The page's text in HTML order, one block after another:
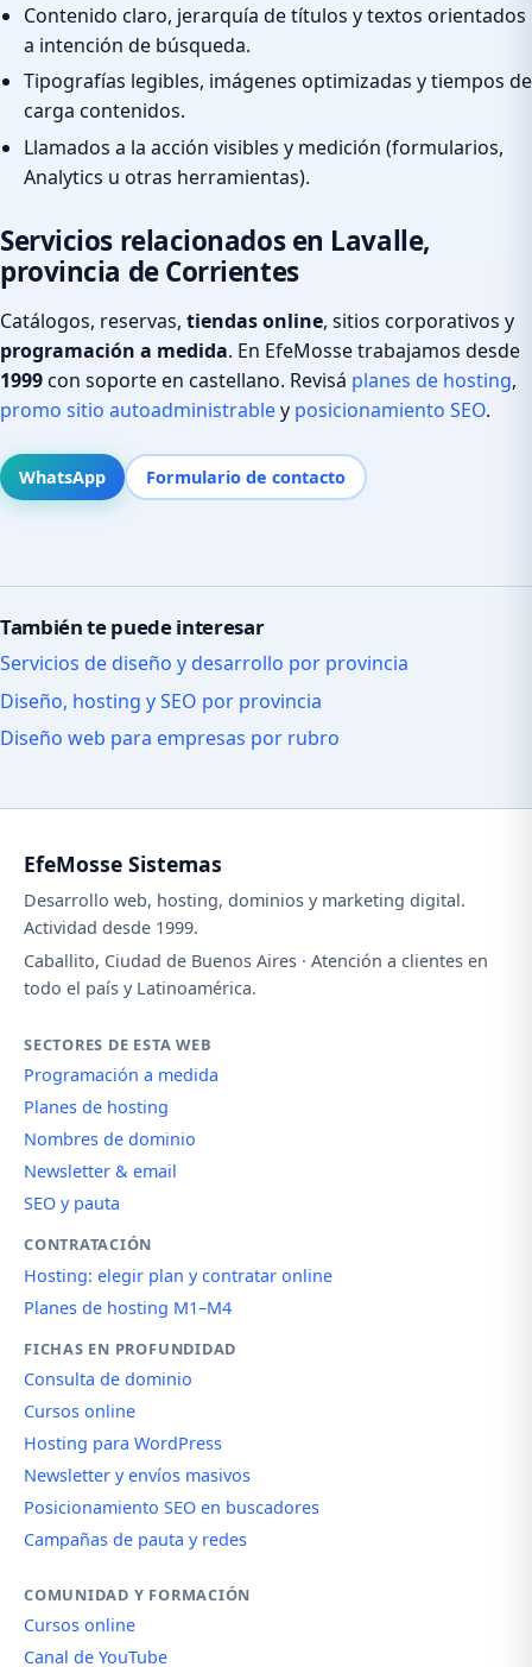
Contenido claro, jerarquía de títulos y textos orientados
a intención de búsqueda.
Tipografías legibles, imágenes optimizadas y tiempos de
carga contenidos.
Llamados a la acción visibles y medición (formularios,
Analytics u otras herramientas).
Servicios relacionados en Lavalle,
provincia de Corrientes
Catálogos, reservas, tiendas online, sitios corporativos y
programación a medida. En EfeMosse trabajamos desde
1999con soporte en castellano. Revisá planes de hosting,
promo sitio autoadministrabley posicionamiento SEO.
WhatsApp Formulario de contacto
También te puede interesar
Servicios de diseño y desarrollo por provincia
Diseño, hosting y SEO por provincia
Diseño web para empresas por rubro
EfeMosse Sistemas
Desarrollo web, hosting, dominios y marketing digital.
Actividad desde 1999.
Caballito, Ciudad de Buenos Aires · Atención a clientes en
todo el país y Latinoamérica.
SECTORES DE ESTA WEB
Programación a medida
Planes de hosting
Nombres de dominio
Newsletter & email
SEO y pauta
CONTRATACIÓN
Hosting: elegir plan y contratar online
Planes de hosting M1–M4
FICHAS EN PROFUNDIDAD
Consulta de dominio
Cursos online
Hosting para WordPress
Newsletter y envíos masivos
Posicionamiento SEO en buscadores
Campañas de pauta y redes
COMUNIDAD Y FORMACIÓN
Cursos online
Canal de YouTube